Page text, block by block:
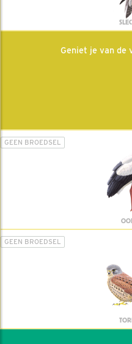
Geniet je van de
GEEN BROEDSEL
GEEN BROEDSEL